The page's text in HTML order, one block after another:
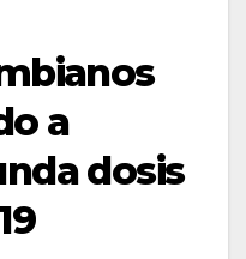
a
dosis